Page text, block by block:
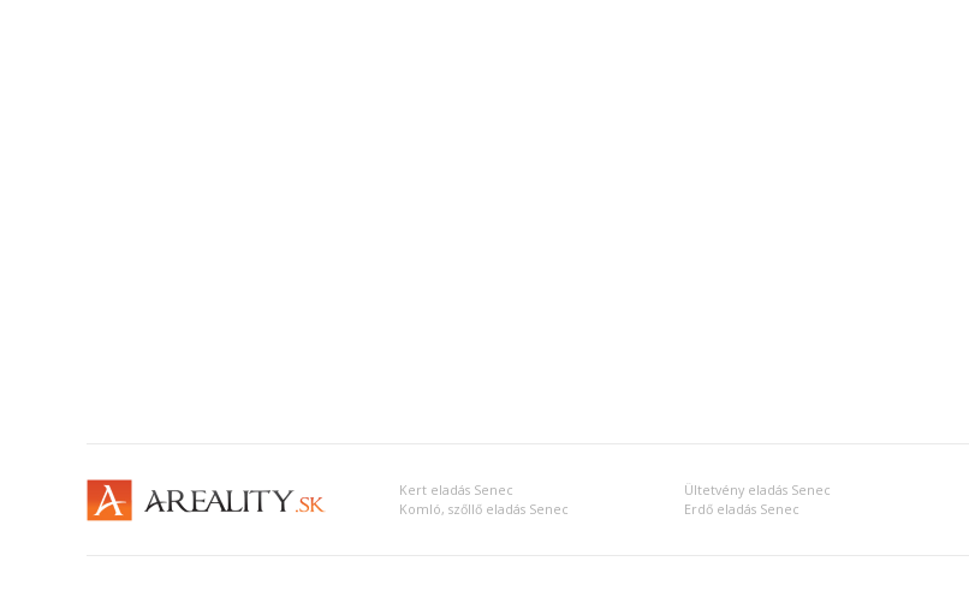
Kert eladás Senec Ültetvény eladás Senec
Komló, szőllő eladás Senec
Erdő eladás Senec